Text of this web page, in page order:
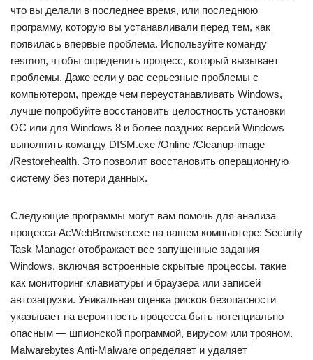
что вы делали в последнее время, или последнюю
программу, которую вы устанавливали перед тем, как
появилась впервые проблема. Используйте команду
resmon, чтобы определить процесс, который вызывает
проблемы. Даже если у вас серьезные проблемы с
компьютером, прежде чем переустанавливать Windows,
лучше попробуйте восстановить целостность установки
ОС или для Windows 8 и более поздних версий Windows
выполнить команду DISM.exe /Online /Cleanup-image
/Restorehealth. Это позволит восстановить операционную
систему без потери данных.
Следующие программы могут вам помочь для анализа
процесса AcWebBrowser.exe на вашем компьютере: Security
Task Manager отображает все запущенные задания
Windows, включая встроенные скрытые процессы, такие
как мониторинг клавиатуры и браузера или записей
автозагрузки. Уникальная оценка рисков безопасности
указывает на вероятность процесса быть потенциально
опасным — шпионской программой, вирусом или трояном.
Malwarebytes Anti-Malware определяет и удаляет